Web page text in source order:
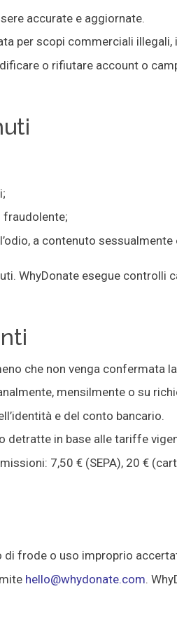
accurate e aggiornate.
per scopi commerciali illegali,
o rifiutare account o
fraudolente;
a contenuto
WhyDonate esegue controlli
che non venga confermata
mensilmente o su
e del conto bancario.
detratte in base alle tariffe
7,50 € (SEPA), 20 €
frode o uso improprio
hello@whydonate.com.